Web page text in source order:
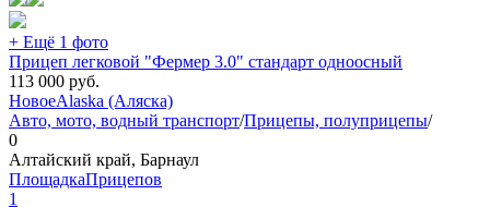
+ Ещё 1 фото
Прицеп легковой "Фермер 3.0" стандарт одноосный
113 000 руб.
НовоеAlaska (Аляска)
Авто, мото, водный транспорт/Прицепы, полуприцепы/
0
Алтайский край, Барнаул
ПлощадкаПрицепов
1